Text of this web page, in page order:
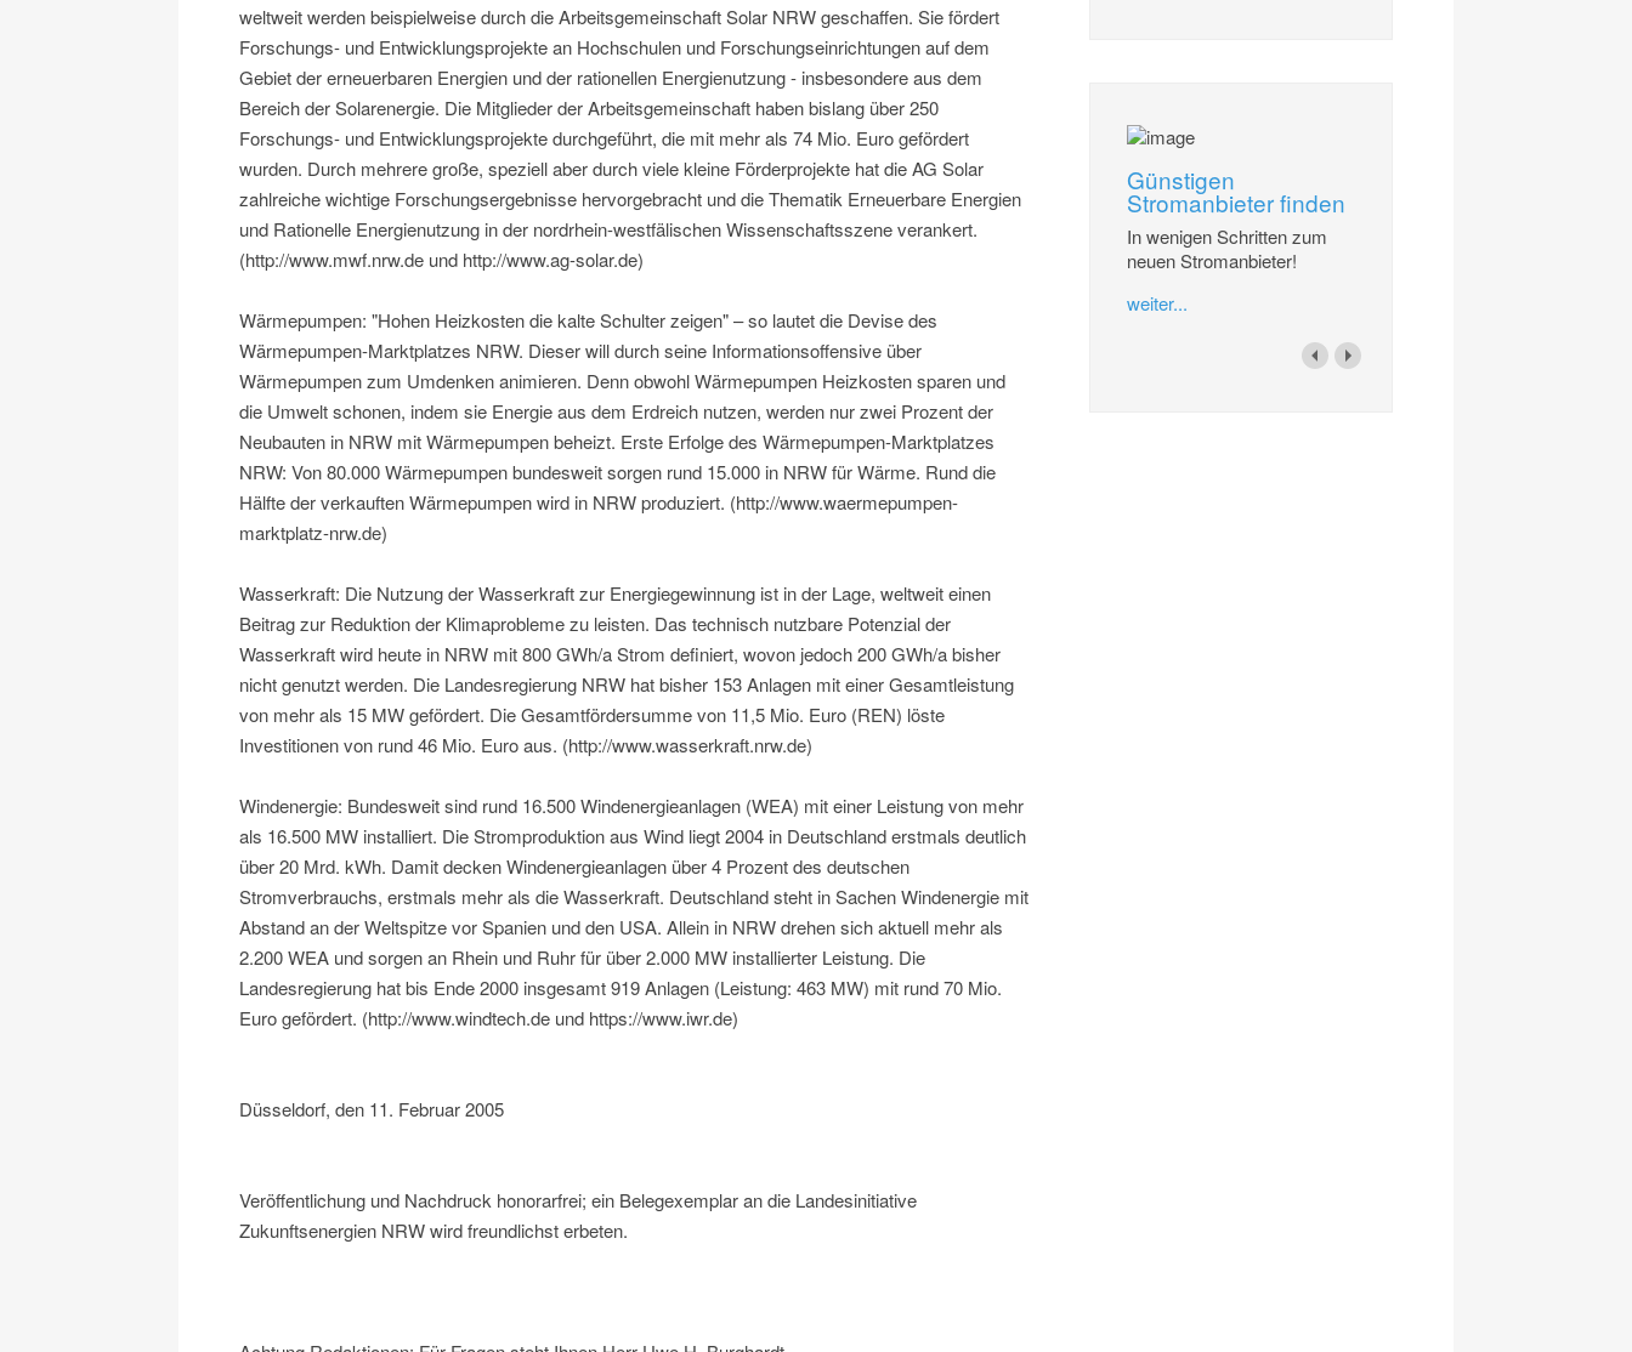
weltweit werden beispielweise durch die Arbeitsgemeinschaft Solar NRW geschaffen. Sie fördert
Forschungs- und Entwicklungsprojekte an Hochschulen und Forschungseinrichtungen auf dem
Gebiet der erneuerbaren Energien und der rationellen Energienutzung - insbesondere aus dem
Bereich der Solarenergie. Die Mitglieder der Arbeitsgemeinschaft haben bislang über 250
Forschungs- und Entwicklungsprojekte durchgeführt, die mit mehr als 74 Mio. Euro gefördert
wurden. Durch mehrere große, speziell aber durch viele kleine Förderprojekte hat die AG Solar
zahlreiche wichtige Forschungsergebnisse hervorgebracht und die Thematik Erneuerbare Energien
und Rationelle Energienutzung in der nordrhein-westfälischen Wissenschaftsszene verankert.
(http://www.mwf.nrw.de und http://www.ag-solar.de)
Wärmepumpen: "Hohen Heizkosten die kalte Schulter zeigen" – so lautet die Devise des
Wärmepumpen-Marktplatzes NRW. Dieser will durch seine Informationsoffensive über
Wärmepumpen zum Umdenken animieren. Denn obwohl Wärmepumpen Heizkosten sparen und
die Umwelt schonen, indem sie Energie aus dem Erdreich nutzen, werden nur zwei Prozent der
Neubauten in NRW mit Wärmepumpen beheizt. Erste Erfolge des Wärmepumpen-Marktplatzes
NRW: Von 80.000 Wärmepumpen bundesweit sorgen rund 15.000 in NRW für Wärme. Rund die
Hälfte der verkauften Wärmepumpen wird in NRW produziert. (http://www.waermepumpen-
marktplatz-nrw.de)
Wasserkraft: Die Nutzung der Wasserkraft zur Energiegewinnung ist in der Lage, weltweit einen
Beitrag zur Reduktion der Klimaprobleme zu leisten. Das technisch nutzbare Potenzial der
Wasserkraft wird heute in NRW mit 800 GWh/a Strom definiert, wovon jedoch 200 GWh/a bisher
nicht genutzt werden. Die Landesregierung NRW hat bisher 153 Anlagen mit einer Gesamtleistung
von mehr als 15 MW gefördert. Die Gesamtfördersumme von 11,5 Mio. Euro (REN) löste
Investitionen von rund 46 Mio. Euro aus. (http://www.wasserkraft.nrw.de)
Windenergie: Bundesweit sind rund 16.500 Windenergieanlagen (WEA) mit einer Leistung von mehr
als 16.500 MW installiert. Die Stromproduktion aus Wind liegt 2004 in Deutschland erstmals deutlich
über 20 Mrd. kWh. Damit decken Windenergieanlagen über 4 Prozent des deutschen
Stromverbrauchs, erstmals mehr als die Wasserkraft. Deutschland steht in Sachen Windenergie mit
Abstand an der Weltspitze vor Spanien und den USA. Allein in NRW drehen sich aktuell mehr als
2.200 WEA und sorgen an Rhein und Ruhr für über 2.000 MW installierter Leistung. Die
Landesregierung hat bis Ende 2000 insgesamt 919 Anlagen (Leistung: 463 MW) mit rund 70 Mio.
Euro gefördert. (http://www.windtech.de und https://www.iwr.de)
Düsseldorf, den 11. Februar 2005
Veröffentlichung und Nachdruck honorarfrei; ein Belegexemplar an die Landesinitiative
Zukunftsenergien NRW wird freundlichst erbeten.
Günstigen
Stromanbieter finden
In wenigen Schritten zum
neuen Stromanbieter!
weiter...